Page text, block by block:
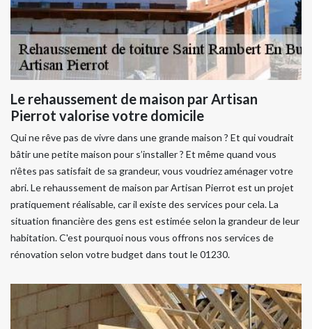
Le rehaussement de maison par Artisan
Pierrot valorise votre domicile
Qui ne rêve pas de vivre dans une grande maison ? Et qui voudrait
bâtir une petite maison pour s’installer ? Et même quand vous
n’êtes pas satisfait de sa grandeur, vous voudriez aménager votre
abri. Le rehaussement de maison par Artisan Pierrot est un projet
pratiquement réalisable, car il existe des services pour cela. La
situation financière des gens est estimée selon la grandeur de leur
habitation. C'est pourquoi nous vous offrons nos services de
rénovation selon votre budget dans tout le 01230.